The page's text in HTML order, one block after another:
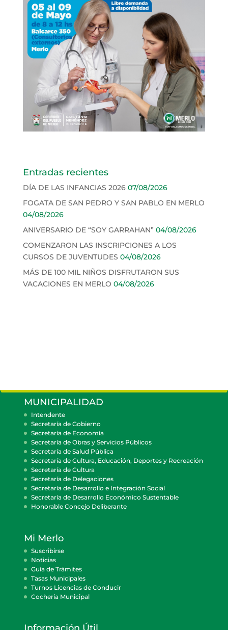
Entradas recientes
DÍA DE LAS INFANCIAS 2026 07/08/2026
FOGATA DE SAN PEDRO Y SAN PABLO EN MERLO
04/08/2026
ANIVERSARIO DE “SOY GARRAHAN” 04/08/2026
COMENZARON LAS INSCRIPCIONES A LOS
CURSOS DE JUVENTUDES 04/08/2026
MÁS DE 100 MIL NIÑOS DISFRUTARON SUS
VACACIONES EN MERLO 04/08/2026
MUNICIPALIDAD
Intendente
Secretaría de Gobierno
Secretaría de Economía
Secretaría de Obras y Servicios Públicos
Secretaría de Salud Pública
Secretaría de Cultura, Educación, Deportes y Recreación
Secretaría de Cultura
Secretaría de Delegaciones
Secretaría de Desarrollo e Integración Social
Secretaría de Desarrollo Económico Sustentable
Honorable Concejo Deliberante
Mi Merlo
Suscribirse
Noticias
Guía de Trámites
Tasas Municipales
Turnos Licencias de Conducir
Cocheria Municipal